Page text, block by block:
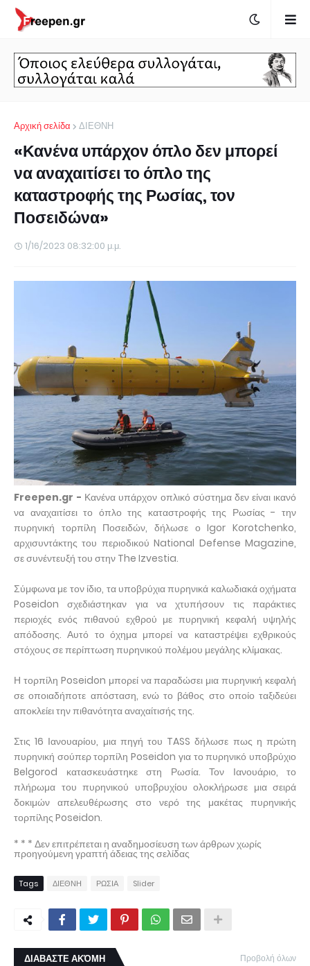
Αρχική σελίδα ΔΙΕΘΝΗ
«Κανένα υπάρχον όπλο δεν μπορεί
να αναχαιτίσει το όπλο της
καταστροφής της Ρωσίας, τον
Ποσειδώνα»
1/16/2023 08:32:00 μ.μ.
Freepen.gr - Κανένα υπάρχον οπλικό σύστημα δεν είναι ικανό
να αναχαιτίσει το όπλο της καταστροφής της Ρωσίας - την
πυρηνική τορπίλη Ποσειδών, δήλωσε ο Igor Korotchenko,
αρχισυντάκτης του περιοδικού National Defense Magazine,
σε συνέντευξή του στην The Izvestia.
Σύμφωνα με τον ίδιο, τα υποβρύχια πυρηνικά καλωδιακά οχήματα
Poseidon σχεδιάστηκαν για να χτυπήσουν τις παράκτιες
περιοχές ενός πιθανού εχθρού με πυρηνική κεφαλή υψηλής
απόδοσης. Αυτό το όχημα μπορεί να καταστρέψει εχθρικούς
στόχους σε περίπτωση πυρηνικού πολέμου μεγάλης κλίμακας.
Η τορπίλη Poseidon μπορεί να παραδώσει μια πυρηνική κεφαλή
σε οποιαδήποτε απόσταση, ενώ το βάθος στο οποίο ταξιδεύει
αποκλείει την πιθανότητα αναχαίτισής της.
Στις 16 Ιανουαρίου, μια πηγή του TASS δήλωσε πως η πρώτη
πυρηνική σούπερ τορπίλη Poseidon για το πυρηνικό υποβρύχιο
Belgorod κατασκευάστηκε στη Ρωσία. Τον Ιανουάριο, το
πλήρωμα του πυρηνικού υποβρυχίου ολοκλήρωσε μια σειρά
δοκιμών απελευθέρωσης στο νερό της μακέτας πυρηνικής
τορπίλης Poseidon.
* * * Δεν επιτρέπεται η αναδημοσίευση των άρθρων χωρίς
προηγούμενη γραπτή άδειας της σελίδας
Tags ΔΙΕΘΝΗ ΡΩΣΙΑ Slider
ΔΙΑΒΑΣΤΕ ΑΚΌΜΗ Προβολή όλων